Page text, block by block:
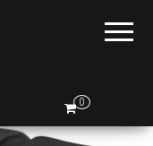
0